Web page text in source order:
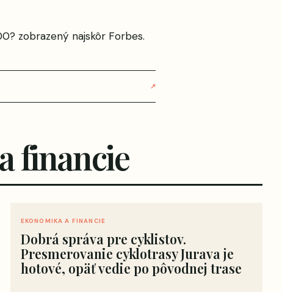
zobrazený najskôr Forbes.
↗
financie
EKONOMIKA A FINANCIE
Dobrá správa pre cyklistov.
Presmerovanie cyklotrasy Jurava je
hotové, opäť vedie po pôvodnej trase